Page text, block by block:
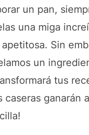
un pan,
una miga
Sin
un
tus
ganarán